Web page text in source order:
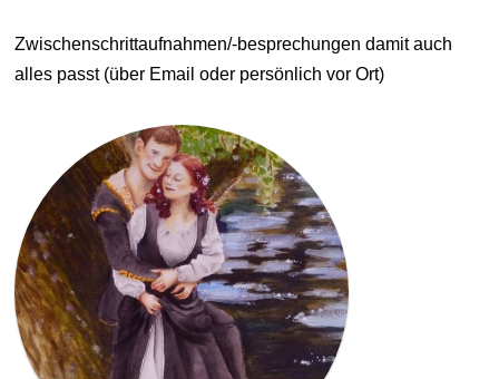
Zwischenschrittaufnahmen/-besprechungen damit auch
alles passt (über Email oder persönlich vor Ort)